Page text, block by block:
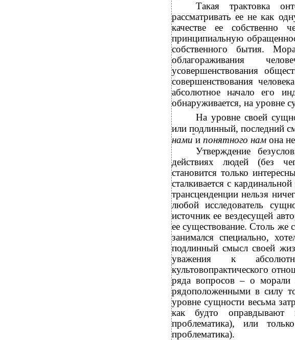
Такая трактовка
рассматривать ее не как
качестве ее собственно
принципиальную
собственного бытия.
облагораживания
усовершенствования
совершенствования
абсолютное начало его
обнаруживается, на уровне
На уровне своей
или подлинный, последний
нами и понятного нам она
Утверждение
действиях людей (без
становится только
сталкивается с
трансценденции нельзя
любой исследователь
источник ее вездесущей
ее существование. Столь же
занимался специально,
подлинный смысл своей
уважения к
культовопрактического
ряда вопросов – о
рядоположенными в силу
уровне сущности весьма
как будто
проблематика), или
проблематика).